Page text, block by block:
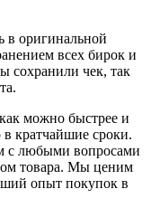
в оригинальной
всех бирок и
сохранили чек, так
можно быстрее и
в кратчайшие сроки.
с любыми вопросами
товара. Мы ценим
опыт покупок в